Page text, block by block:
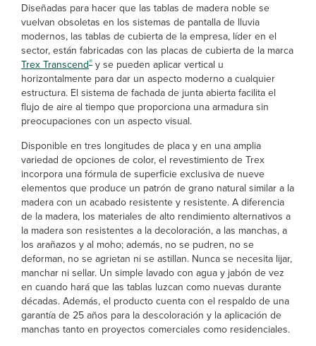
Diseñadas para hacer que las tablas de madera noble se
vuelvan obsoletas en los sistemas de pantalla de lluvia
modernos, las tablas de cubierta de la empresa, líder en el
sector, están fabricadas con las placas de cubierta de la marca
Trex Transcend® y se pueden aplicar vertical u
horizontalmente para dar un aspecto moderno a cualquier
estructura. El sistema de fachada de junta abierta facilita el
flujo de aire al tiempo que proporciona una armadura sin
preocupaciones con un aspecto visual.
Disponible en tres longitudes de placa y en una amplia
variedad de opciones de color, el revestimiento de Trex
incorpora una fórmula de superficie exclusiva de nueve
elementos que produce un patrón de grano natural similar a la
madera con un acabado resistente y resistente. A diferencia
de la madera, los materiales de alto rendimiento alternativos a
la madera son resistentes a la decoloración, a las manchas, a
los arañazos y al moho; además, no se pudren, no se
deforman, no se agrietan ni se astillan. Nunca se necesita lijar,
manchar ni sellar. Un simple lavado con agua y jabón de vez
en cuando hará que las tablas luzcan como nuevas durante
décadas. Además, el producto cuenta con el respaldo de una
garantía de 25 años para la descoloración y la aplicación de
manchas tanto en proyectos comerciales como residenciales.